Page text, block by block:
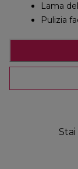
Lama
Pulizia